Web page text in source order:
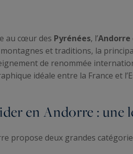
au cœur des Pyrénées, l’Andorre
et traditions, la
de renommée
idéale entre la France et
en Andorre : une
propose deux grandes